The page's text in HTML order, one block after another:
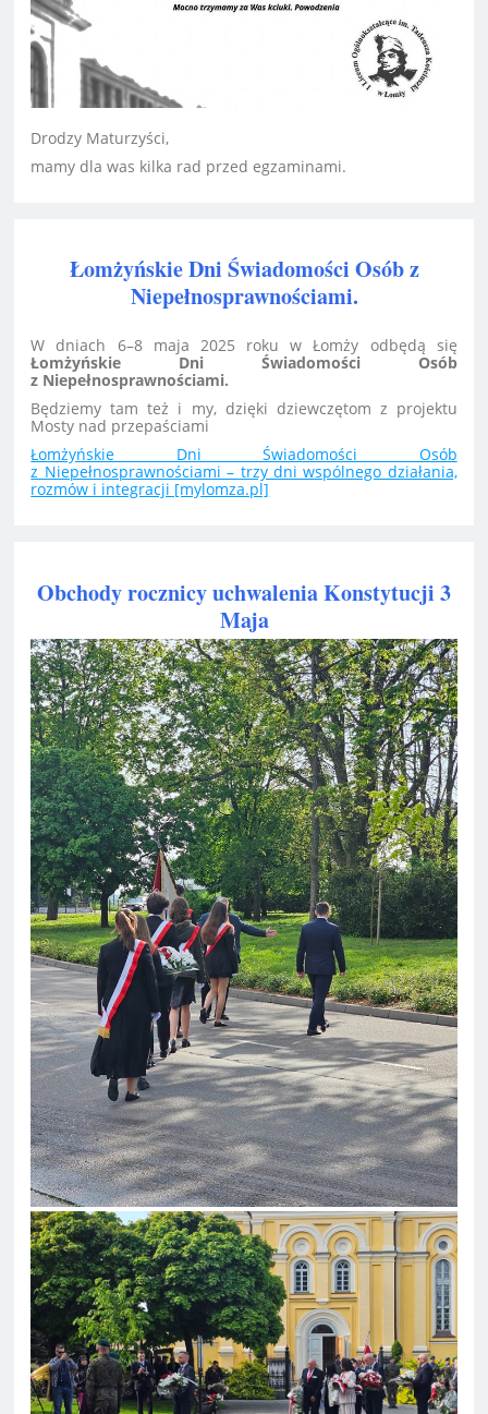
Drodzy Maturzyści,
mamy dla was kilka rad przed egzaminami.
Łomżyńskie Dni Świadomości Osób z
Niepełnosprawnościami.
W dniach 6–8 maja 2025 roku w Łomży odbędą się
Łomżyńskie Dni Świadomości Osób
z Niepełnosprawnościami.
Będziemy tam też i my, dzięki dziewczętom z projektu
Mosty nad przepaściami
Łomżyńskie Dni Świadomości Osób
z Niepełnosprawnościami – trzy dni wspólnego działania,
rozmów i integracji [mylomza.pl]
Obchody rocznicy uchwalenia Konstytucji 3
Maja